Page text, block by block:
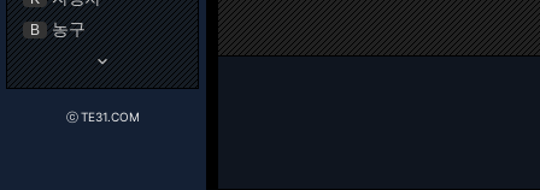
B 농구
keyboard_arrow_down
ⓒ TE31.COM